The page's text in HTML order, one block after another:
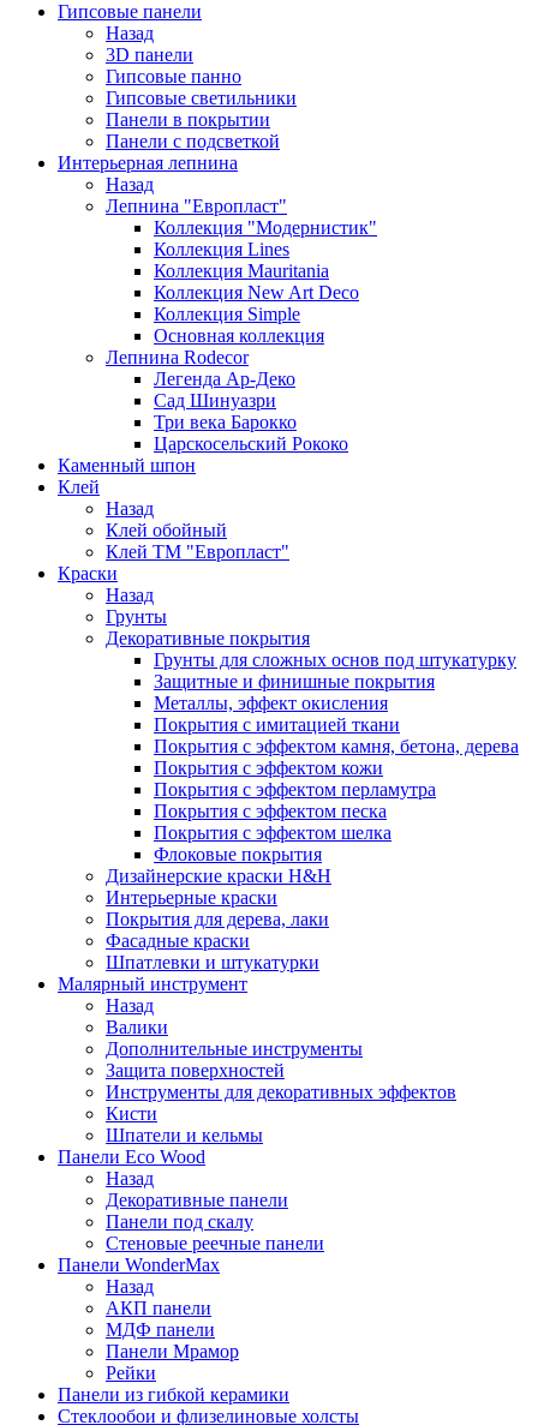
Гипсовые панели
Назад
3D панели
Гипсовые панно
Гипсовые светильники
Панели в покрытии
Панели с подсветкой
Интерьерная лепнина
Назад
Лепнина "Европласт"
Коллекция "Модернистик"
Коллекция Lines
Коллекция Mauritania
Коллекция New Art Deco
Коллекция Simple
Основная коллекция
Лепнина Rodecor
Легенда Ар-Деко
Сад Шинуазри
Три века Барокко
Царскосельский Рококо
Каменный шпон
Клей
Назад
Клей обойный
Клей ТМ "Европласт"
Краски
Назад
Грунты
Декоративные покрытия
Грунты для сложных основ под штукатурку
Защитные и финишные покрытия
Металлы, эффект окисления
Покрытия с имитацией ткани
Покрытия с эффектом камня, бетона, дерева
Покрытия с эффектом кожи
Покрытия с эффектом перламутра
Покрытия с эффектом песка
Покрытия с эффектом шелка
Флоковые покрытия
Дизайнерские краски H&H
Интерьерные краски
Покрытия для дерева, лаки
Фасадные краски
Шпатлевки и штукатурки
Малярный инструмент
Назад
Валики
Дополнительные инструменты
Защита поверхностей
Инструменты для декоративных эффектов
Кисти
Шпатели и кельмы
Панели Eco Wood
Назад
Декоративные панели
Панели под скалу
Стеновые реечные панели
Панели WonderMax
Назад
АКП панели
МДФ панели
Панели Мрамор
Рейки
Панели из гибкой керамики
Стеклообои и флизелиновые холсты